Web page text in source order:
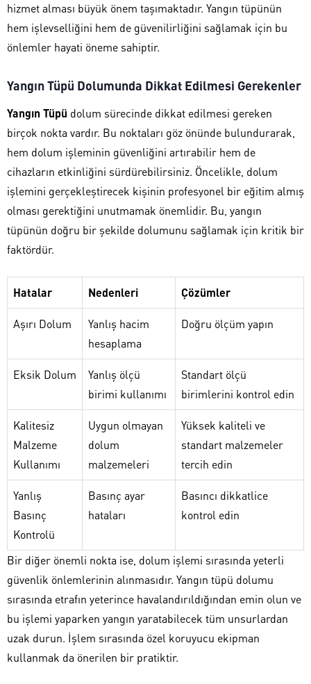
hizmet alması büyük önem taşımaktadır. Yangın tüpünün
hem işlevselliğini hem de güvenilirliğini sağlamak için bu
önlemler hayati öneme sahiptir.
Yangın Tüpü Dolumunda Dikkat Edilmesi Gerekenler
Yangın Tüpü dolum sürecinde dikkat edilmesi gereken
birçok nokta vardır. Bu noktaları göz önünde bulundurarak,
hem dolum işleminin güvenliğini artırabilir hem de
cihazların etkinliğini sürdürebilirsiniz. Öncelikle, dolum
işlemini gerçekleştirecek kişinin profesyonel bir eğitim almış
olması gerektiğini unutmamak önemlidir. Bu, yangın
tüpünün doğru bir şekilde dolumunu sağlamak için kritik bir
faktördür.
Hatalar Nedenleri Çözümler
Aşırı Dolum
Yanlış hacim
hesaplama
Doğru ölçüm yapın
Eksik Dolum
Yanlış ölçü
birimi kullanımı
Standart ölçü
birimlerini kontrol edin
Kalitesiz
Malzeme
Kullanımı
Uygun olmayan
dolum
malzemeleri
Yüksek kaliteli ve
standart malzemeler
tercih edin
Yanlış
Basınç
Kontrolü
Basınç ayar
hataları
Basıncı dikkatlice
kontrol edin
Bir diğer önemli nokta ise, dolum işlemi sırasında yeterli
güvenlik önlemlerinin alınmasıdır. Yangın tüpü dolumu
sırasında etrafın yeterince havalandırıldığından emin olun ve
bu işlemi yaparken yangın yaratabilecek tüm unsurlardan
uzak durun. İşlem sırasında özel koruyucu ekipman
kullanmak da önerilen bir pratiktir.